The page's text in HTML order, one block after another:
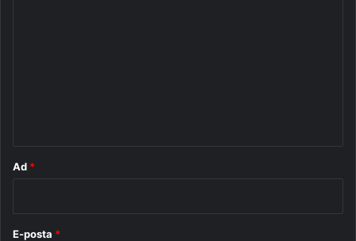
Ad *
E-posta *